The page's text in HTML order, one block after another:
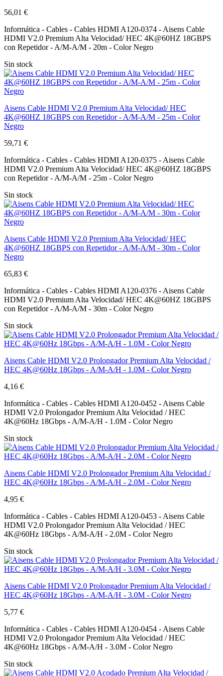
56,01 €
Informática - Cables - Cables HDMI A120-0374 - Aisens Cable
HDMI V2.0 Premium Alta Velocidad/ HEC 4K@60HZ 18GBPS
con Repetidor - A/M-A/M - 20m - Color Negro
Sin stock
Aisens Cable HDMI V2.0 Premium Alta Velocidad/ HEC
4K@60HZ 18GBPS con Repetidor - A/M-A/M - 25m - Color
Negro
59,71 €
Informática - Cables - Cables HDMI A120-0375 - Aisens Cable
HDMI V2.0 Premium Alta Velocidad/ HEC 4K@60HZ 18GBPS
con Repetidor - A/M-A/M - 25m - Color Negro
Sin stock
Aisens Cable HDMI V2.0 Premium Alta Velocidad/ HEC
4K@60HZ 18GBPS con Repetidor - A/M-A/M - 30m - Color
Negro
65,83 €
Informática - Cables - Cables HDMI A120-0376 - Aisens Cable
HDMI V2.0 Premium Alta Velocidad/ HEC 4K@60HZ 18GBPS
con Repetidor - A/M-A/M - 30m - Color Negro
Sin stock
Aisens Cable HDMI V2.0 Prolongador Premium Alta Velocidad /
HEC 4K@60Hz 18Gbps - A/M-A/H - 1.0M - Color Negro
4,16 €
Informática - Cables - Cables HDMI A120-0452 - Aisens Cable
HDMI V2.0 Prolongador Premium Alta Velocidad / HEC
4K@60Hz 18Gbps - A/M-A/H - 1.0M - Color Negro
Sin stock
Aisens Cable HDMI V2.0 Prolongador Premium Alta Velocidad /
HEC 4K@60Hz 18Gbps - A/M-A/H - 2.0M - Color Negro
4,95 €
Informática - Cables - Cables HDMI A120-0453 - Aisens Cable
HDMI V2.0 Prolongador Premium Alta Velocidad / HEC
4K@60Hz 18Gbps - A/M-A/H - 2.0M - Color Negro
Sin stock
Aisens Cable HDMI V2.0 Prolongador Premium Alta Velocidad /
HEC 4K@60Hz 18Gbps - A/M-A/H - 3.0M - Color Negro
5,77 €
Informática - Cables - Cables HDMI A120-0454 - Aisens Cable
HDMI V2.0 Prolongador Premium Alta Velocidad / HEC
4K@60Hz 18Gbps - A/M-A/H - 3.0M - Color Negro
Sin stock